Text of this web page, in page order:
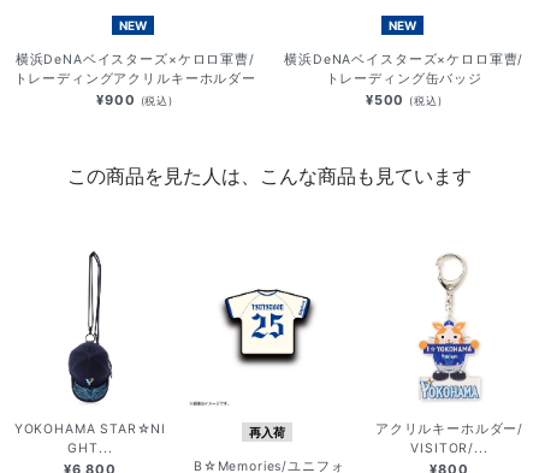
NEW
横浜DeNAベイスターズ×ケロロ軍曹/
トレーディングアクリルキーホルダー
¥900 (税込)
NEW
横浜DeNAベイスターズ×ケロロ軍曹/
トレーディング缶バッジ
¥500 (税込)
この商品を見た人は、こんな商品も見ています
YOKOHAMA STAR☆NI
GHT...
¥6,800
再入荷
B☆Memories/ユニフォ
アクリルキーホルダー/
VISITOR/...
¥800